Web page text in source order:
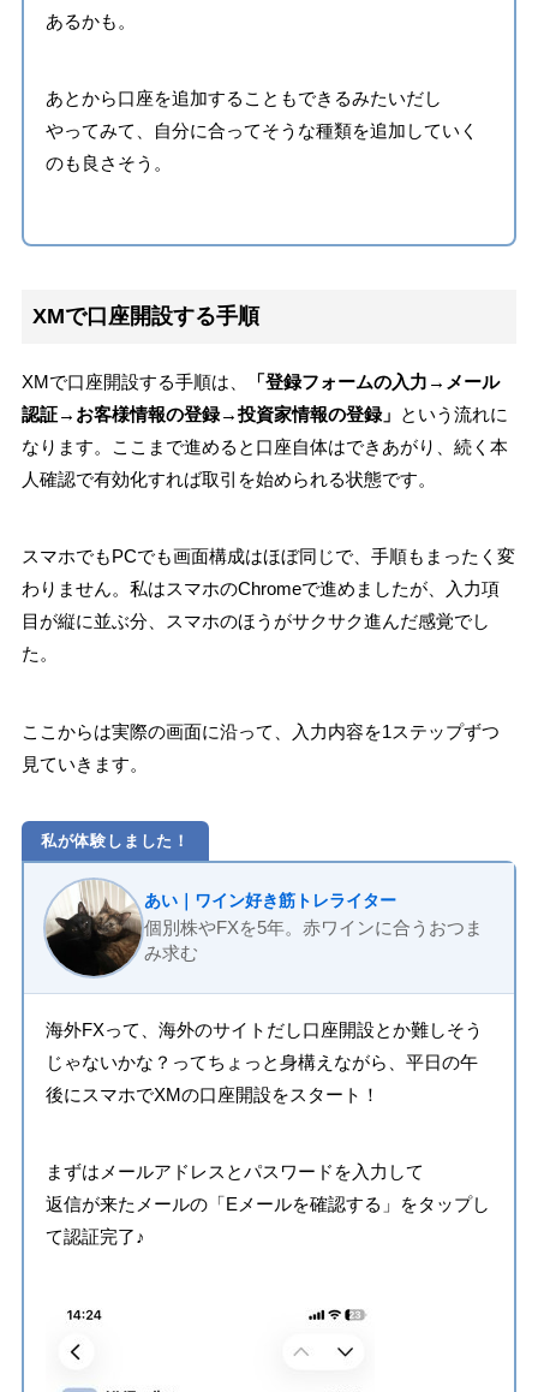
あるかも。
あとから口座を追加することもできるみたいだし
やってみて、自分に合ってそうな種類を追加していく
のも良さそう。
XMで口座開設する手順
XMで口座開設する手順は、
「登録フォームの入力→メール
認証→お客様情報の登録→投資家情報の登録」 という流れに
なります。ここまで進めると口座自体はできあがり、続く本
人確認で有効化すれば取引を始められる状態です。
スマホでもPCでも画面構成はほぼ同じで、手順もまったく変
わりません。私はスマホのChromeで進めましたが、入力項
目が縦に並ぶ分、スマホのほうがサクサク進んだ感覚でし
た。
ここからは実際の画面に沿って、入力内容を1ステップずつ
見ていきます。
私が体験しました！
あい｜ワイン好き筋トレライター
個別株やFXを5年。赤ワインに合うおつま
み求む
海外FXって、海外のサイトだし口座開設とか難しそう
じゃないかな？ってちょっと身構えながら、平日の午
後にスマホでXMの口座開設をスタート！
まずはメールアドレスとパスワードを入力して
返信が来たメールの「Eメールを確認する」をタップし
て認証完了♪